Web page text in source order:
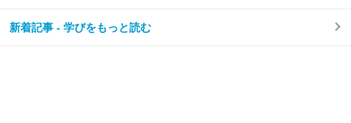
新着記事 - 学びをもっと読む